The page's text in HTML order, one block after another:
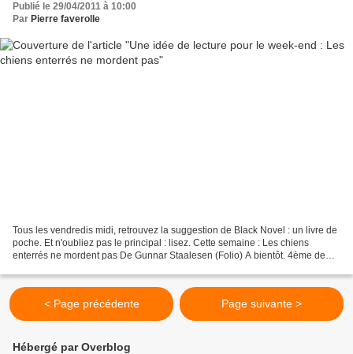
Publié le 29/04/2011 à 10:00
Par Pierre faverolle
Tous les vendredis midi, retrouvez la suggestion de Black Novel : un livre de
poche. Et n'oubliez pas le principal : lisez. Cette semaine : Les chiens
enterrés ne mordent pas De Gunnar Staalesen (Folio) A bientôt. 4ème de
< Page précédente Page suivante >
Hébergé par Overblog